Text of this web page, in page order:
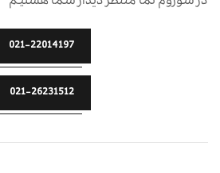
021-22014197
021-26231512